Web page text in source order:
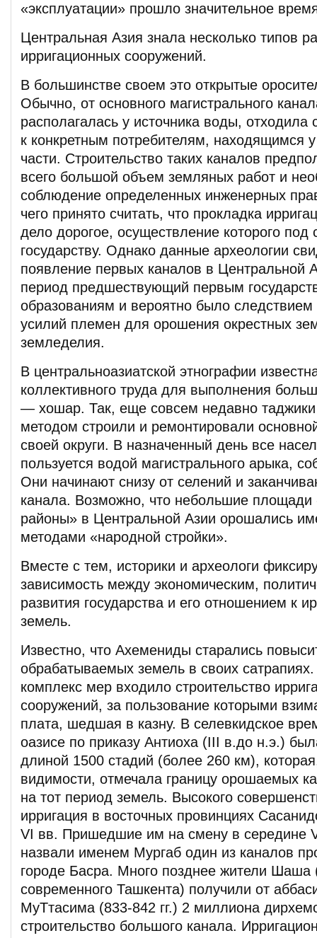
«эксплуатации» прошло значительное
Центральная Азия знала несколько типов
ирригационных сооружений.
В большинстве своем это открытые
Обычно, от основного магистрального
располагалась у источника воды, отходила
к конкретным потребителям, находящимся у
части. Строительство таких каналов
всего большой объем земляных работ и
соблюдение определенных инженерных
чего принято считать, что прокладка
дело дорогое, осуществление которого под
государству. Однако данные археологии
появление первых каналов в Центральной
период предшествующий первым
образованиям и вероятно было
усилий племен для орошения окрестных
земледелия.
В центральноазиатской этнографии
коллективного труда для выполнения
— хошар. Так, еще совсем недавно
методом строили и ремонтировали
своей округи. В назначенный день все
пользуется водой магистрального арыка,
Они начинают снизу от селений и
канала. Возможно, что небольшие площади
районы» в Центральной Азии орошались
методами «народной стройки».
Вместе с тем, историки и археологи
зависимость между экономическим,
развития государства и его отношением к
земель.
Известно, что Ахемениды старались
обрабатываемых земель в своих
комплекс мер входило строительство
сооружений, за пользование которыми
плата, шедшая в казну. В селевкидское
оазисе по приказу Антиоха (III в.до н.э.)
длиной 1500 стадий (более 260 км),
видимости, отмечала границу орошаемых
на тот период земель. Высокого
ирригация в восточных провинциях
VI вв. Пришедшие им на смену в середине
назвали именем Мургаб один из каналов
городе Басра. Много позднее жители Шаша
современного Ташкента) получили от
МуТтасима (833-842 гг.) 2 миллиона
строительство большого канала.